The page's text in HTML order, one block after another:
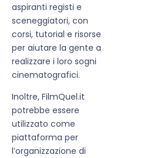
aspiranti registi e
sceneggiatori, con
corsi, tutorial e risorse
per aiutare la gente a
realizzare i loro sogni
cinematografici.
Inoltre, FilmQuel.it
potrebbe essere
utilizzato come
piattaforma per
l’organizzazione di